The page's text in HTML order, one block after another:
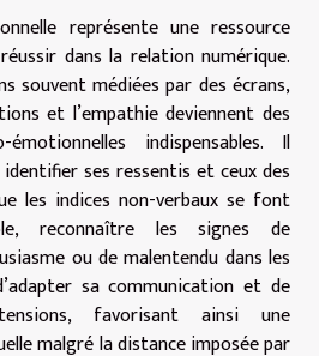
représente une ressource
dans la relation numérique.
souvent médiées par des écrans,
et l’empathie deviennent des
émotionnelles indispensables. Il
identifier ses ressentis et ceux des
les indices non-verbaux se font
reconnaître les signes de
ou de malentendu dans les
sa communication et de
favorisant ainsi une
malgré la distance imposée par